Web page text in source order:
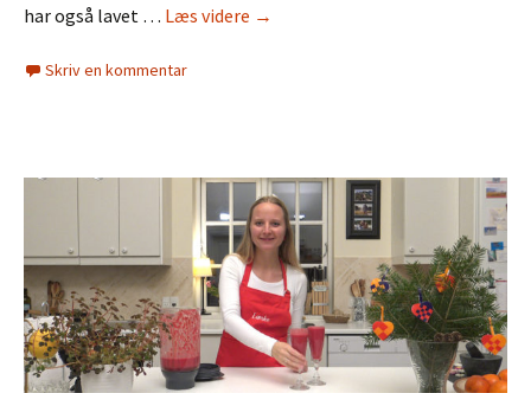
har også lavet … Læs videre Mine
sund
og
lækker
jul
→
Skriv en kommentar